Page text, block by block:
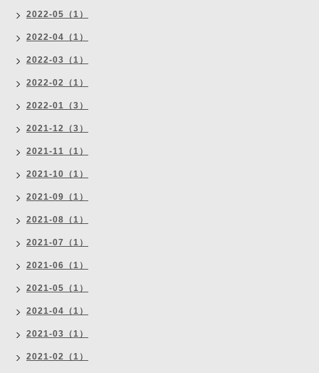
2022-05（1）
2022-04（1）
2022-03（1）
2022-02（1）
2022-01（3）
2021-12（3）
2021-11（1）
2021-10（1）
2021-09（1）
2021-08（1）
2021-07（1）
2021-06（1）
2021-05（1）
2021-04（1）
2021-03（1）
2021-02（1）